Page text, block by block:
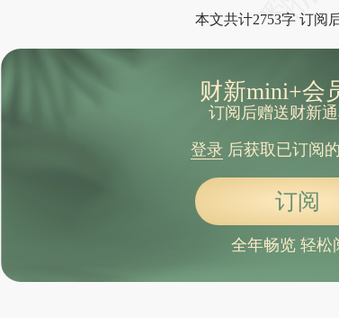
本文共计2753字 订阅
财新mini+会
订阅后赠送财新
登录后获取已订阅
订阅
全年畅览 轻松